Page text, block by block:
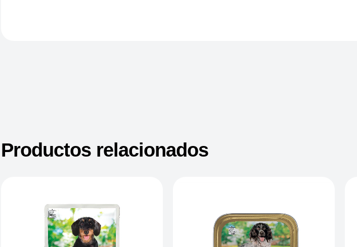
Productos relacionados